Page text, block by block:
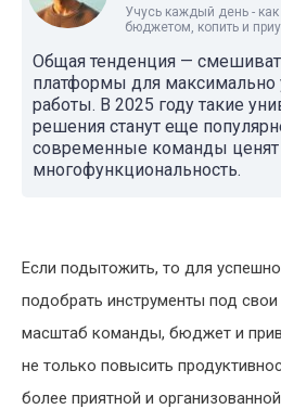
Учусь каждый день - как
бюджетом, копить и
Общая тенденция —
платформы для максимально
работы. В 2025 году такие
решения станут еще
современные команды ценят
многофункциональность.
Если подытожить, то для
подобрать инструменты под
масштаб команды, бюджет и
не только повысить
более приятной и